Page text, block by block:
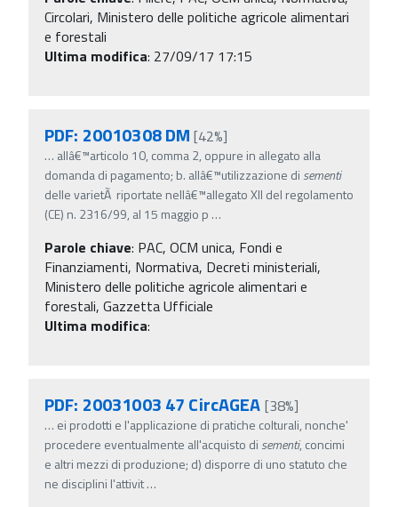
Circolari, Ministero delle politiche agricole alimentari
e forestali
Ultima modifica: 27/09/17 17:15
PDF: 20010308 DM [42%]
… allâ€™articolo 10, comma 2, oppure in allegato alla
domanda di pagamento; b. allâ€™utilizzazione di sementi
delle varietÃ riportate nellâ€™allegato XII del regolamento
(CE) n. 2316/99, al 15 maggio p …
Parole chiave: PAC, OCM unica, Fondi e
Finanziamenti, Normativa, Decreti ministeriali,
Ministero delle politiche agricole alimentari e
forestali, Gazzetta Ufficiale
Ultima modifica:
PDF: 20031003 47 CircAGEA [38%]
… ei prodotti e l'applicazione di pratiche colturali, nonche'
procedere eventualmente all'acquisto di sementi, concimi
e altri mezzi di produzione; d) disporre di uno statuto che
ne disciplini l'attivit…